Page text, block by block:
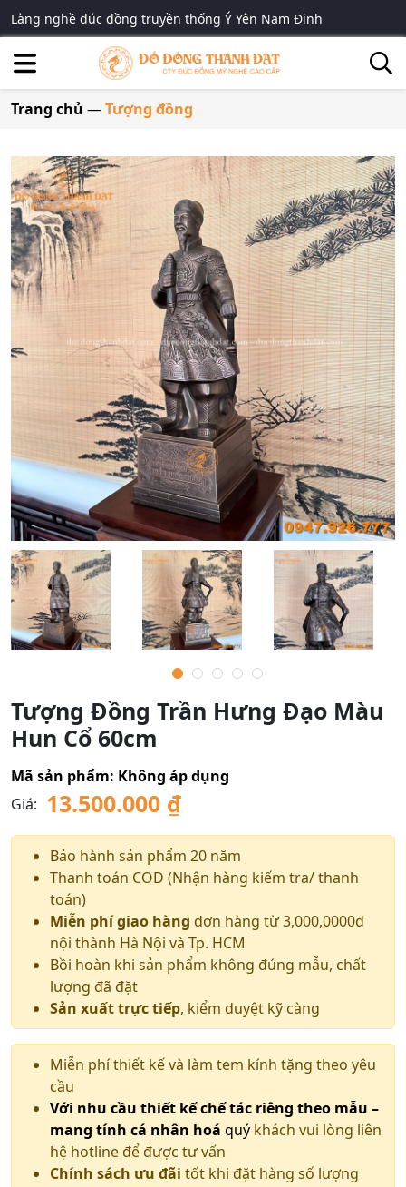
Làng nghề đúc đồng truyền thống Ý Yên Nam Định
Trang chủ —Tượng đồng
Tượng Đồng Trần Hưng Đạo Màu
Hun Cổ 60cm
Mã sản phẩm: Không áp dụng
Giá: 13.500.000 ₫
Bảo hành sản phẩm 20 năm
Thanh toán COD (Nhận hàng kiếm tra/ thanh
toán)
Miễn phí giao hàng đơn hàng từ 3,000,0000đ
nội thành Hà Nội và Tp. HCM
Bồi hoàn khi sản phẩm không đúng mẫu, chất
lượng đã đặt
Sản xuất trực tiếp, kiểm duyệt kỹ càng
Miễn phí thiết kế và làm tem kính tặng theo yêu
cầu
Với nhu cầu thiết kế chế tác riêng theo mẫu –
mang tính cá nhân hoá quý khách vui lòng liên
hệ hotline để được tư vấn
Chính sách ưu đãi tốt khi đặt hàng số lượng